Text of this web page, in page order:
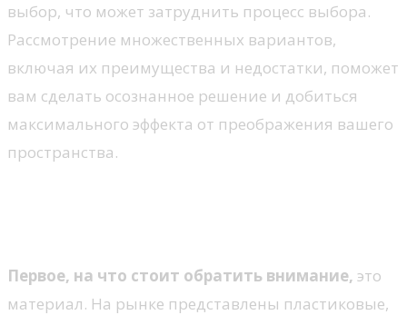
выбор, что может затруднить процесс выбора.
Рассмотрение множественных вариантов,
включая их преимущества и недостатки, поможет
вам сделать осознанное решение и добиться
максимального эффекта от преображения вашего
пространства.
Первое, на что стоит обратить внимание, это
материал. На рынке представлены пластиковые,